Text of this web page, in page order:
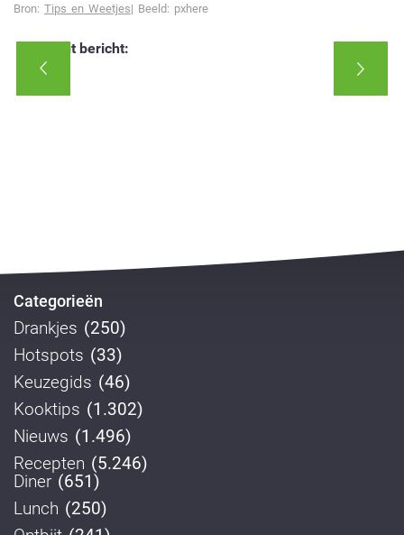
Bron: Tips en Weetjes| Beeld: pxhere
Deel dit bericht:
Categorieën
Drankjes (250)
Hotspots (33)
Keuzegids (46)
Kooktips (1.302)
Nieuws (1.496)
Recepten (5.246)
Diner (651)
Lunch (250)